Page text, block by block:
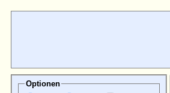
Optionen